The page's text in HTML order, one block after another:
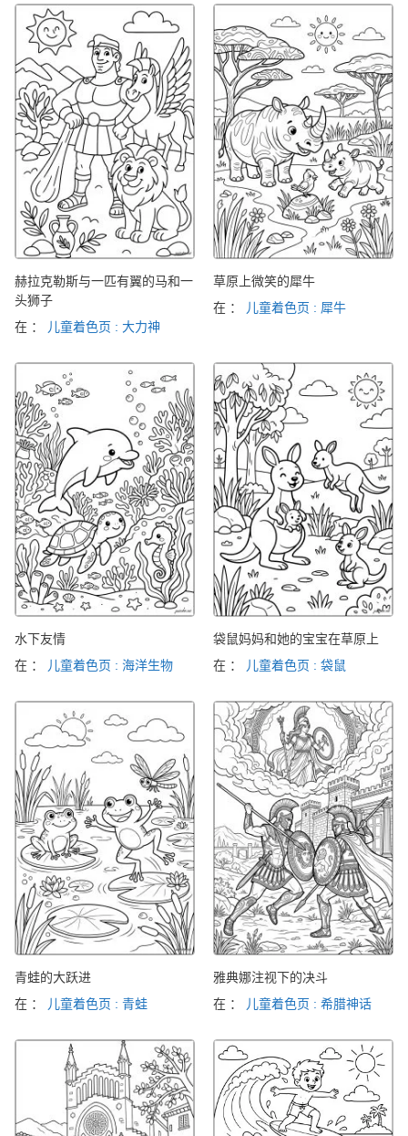
赫拉克勒斯与一匹有翼的马和一
头狮子
在 ：
儿童着色页 : 大力神
草原上微笑的犀牛
在 ：
儿童着色页 : 犀牛
水下友情
在 ：
儿童着色页 : 海洋生物
袋鼠妈妈和她的宝宝在草原上
在 ：
儿童着色页 : 袋鼠
青蛙的大跃进
在 ：
儿童着色页 : 青蛙
雅典娜注视下的决斗
在 ：
儿童着色页 : 希腊神话